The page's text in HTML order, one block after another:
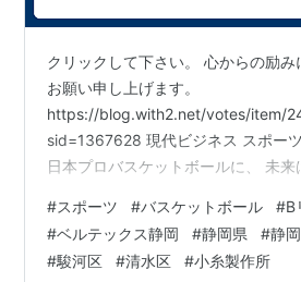
クリックして下さい。 心からの励み
お願い申し上げます。
https://blog.with2.net/votes/item/
sid=1367628 現代ビジネス スポー
日本プロバスケットボールに、 未来
(SBS)・ユーチューブ公式チャンネ
リーグ・２部西地区 ベルテックス静
得へ “アリーナ構想”を進める意向を
#スポーツ #バスケットボール #B
#ベルテックス静岡 #静岡県 #静
#駿河区 #清水区 #小糸製作所